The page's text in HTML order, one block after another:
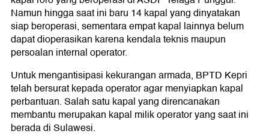
Namun hingga saat ini baru 14 kapal yang dinyatakan
siap beroperasi, sementara empat kapal lainnya belum
dapat dioperasikan karena kendala teknis maupun
persoalan internal operator.
Untuk mengantisipasi kekurangan armada, BPTD Kepri
telah bersurat kepada operator agar menyiapkan kapal
perbantuan. Salah satu kapal yang direncanakan
membantu merupakan kapal milik operator yang saat ini
berada di Sulawesi.